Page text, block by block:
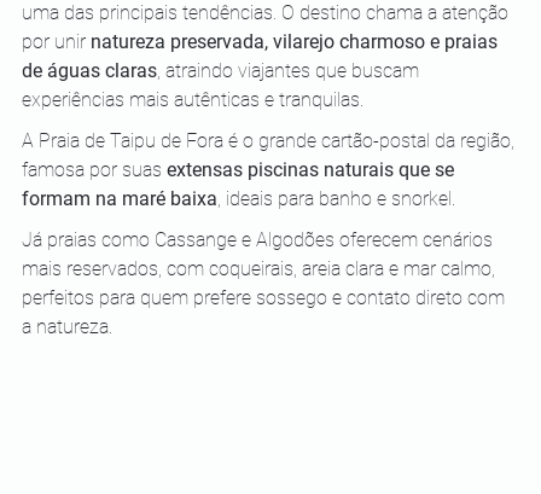
uma das principais tendências. O destino chama a atenção
por unir natureza preservada, vilarejo charmoso e praias
de águas claras, atraindo viajantes que buscam
experiências mais autênticas e tranquilas.
A Praia de Taipu de Fora é o grande cartão-postal da região,
famosa por suas extensas piscinas naturais que se
formam na maré baixa, ideais para banho e snorkel.
Já praias como Cassange e Algodões oferecem cenários
mais reservados, com coqueirais, areia clara e mar calmo,
perfeitos para quem prefere sossego e contato direto com
a natureza.